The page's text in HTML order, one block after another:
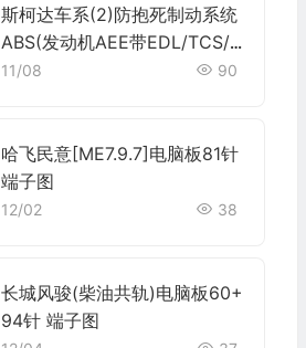
斯柯达车系(2)防抱死制动系统
ABS(发动机AEE带EDL/TCS/E
SR车型)电脑板47针端子
11/08 90
哈飞民意[ME7.9.7]电脑板81针
端子图
12/02 38
长城风骏(柴油共轨)电脑板60+
94针 端子图